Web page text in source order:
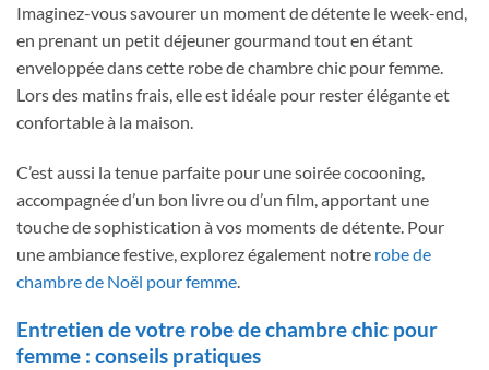
Imaginez-vous savourer un moment de détente le week-end,
en prenant un petit déjeuner gourmand tout en étant
enveloppée dans cette robe de chambre chic pour femme.
Lors des matins frais, elle est idéale pour rester élégante et
confortable à la maison.
C’est aussi la tenue parfaite pour une soirée cocooning,
accompagnée d’un bon livre ou d’un film, apportant une
touche de sophistication à vos moments de détente. Pour
une ambiance festive, explorez également notre robe de
chambre de Noël pour femme
Entretien de votre robe de chambre chic pour
femme : conseils pratiques